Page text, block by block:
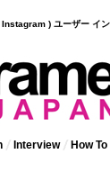
) ユーザー イン
Interview How